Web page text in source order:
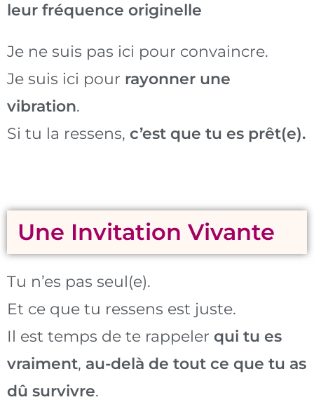
leur fréquence originelle
Je ne suis pas ici pour convaincre.
Je suis ici pour rayonner une
vibration.
Si tu la ressens, c’est que tu es prêt(e).
Une Invitation Vivante
Tu n’es pas seul(e).
Et ce que tu ressens est juste.
Il est temps de te rappeler qui tu es
vraiment, au-delà de tout ce que tu as
dû survivre.